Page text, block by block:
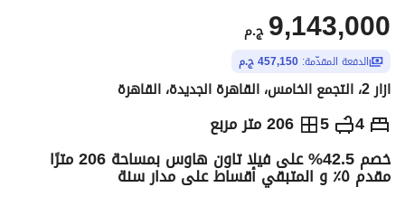
ج.م 9,143,000
الدفعة المقدّمة: 457,150 ج.م
ازار 2، التجمع الخامس، القاهرة الجديدة، القاهرة
4
5 206 متر مربع ج.م 9,143,000
الاماكن القريبة خصم 42.5% على فيلا تاون هاوس بمساحة 206 مترًا
مقدم ٥٪ و المتبقي أقساط على مدار سنة